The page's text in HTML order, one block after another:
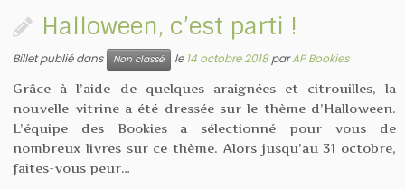
Halloween, c’est parti !
Billet publié dans Non classé le14 octobre 2018parAP Bookies
Grâce à l’aide de quelques araignées et citrouilles, la
nouvelle vitrine a été dressée sur le thème d’Halloween.
L’équipe des Bookies a sélectionné pour vous de
nombreux livres sur ce thème. Alors jusqu’au 31 octobre,
faites-vous peur…